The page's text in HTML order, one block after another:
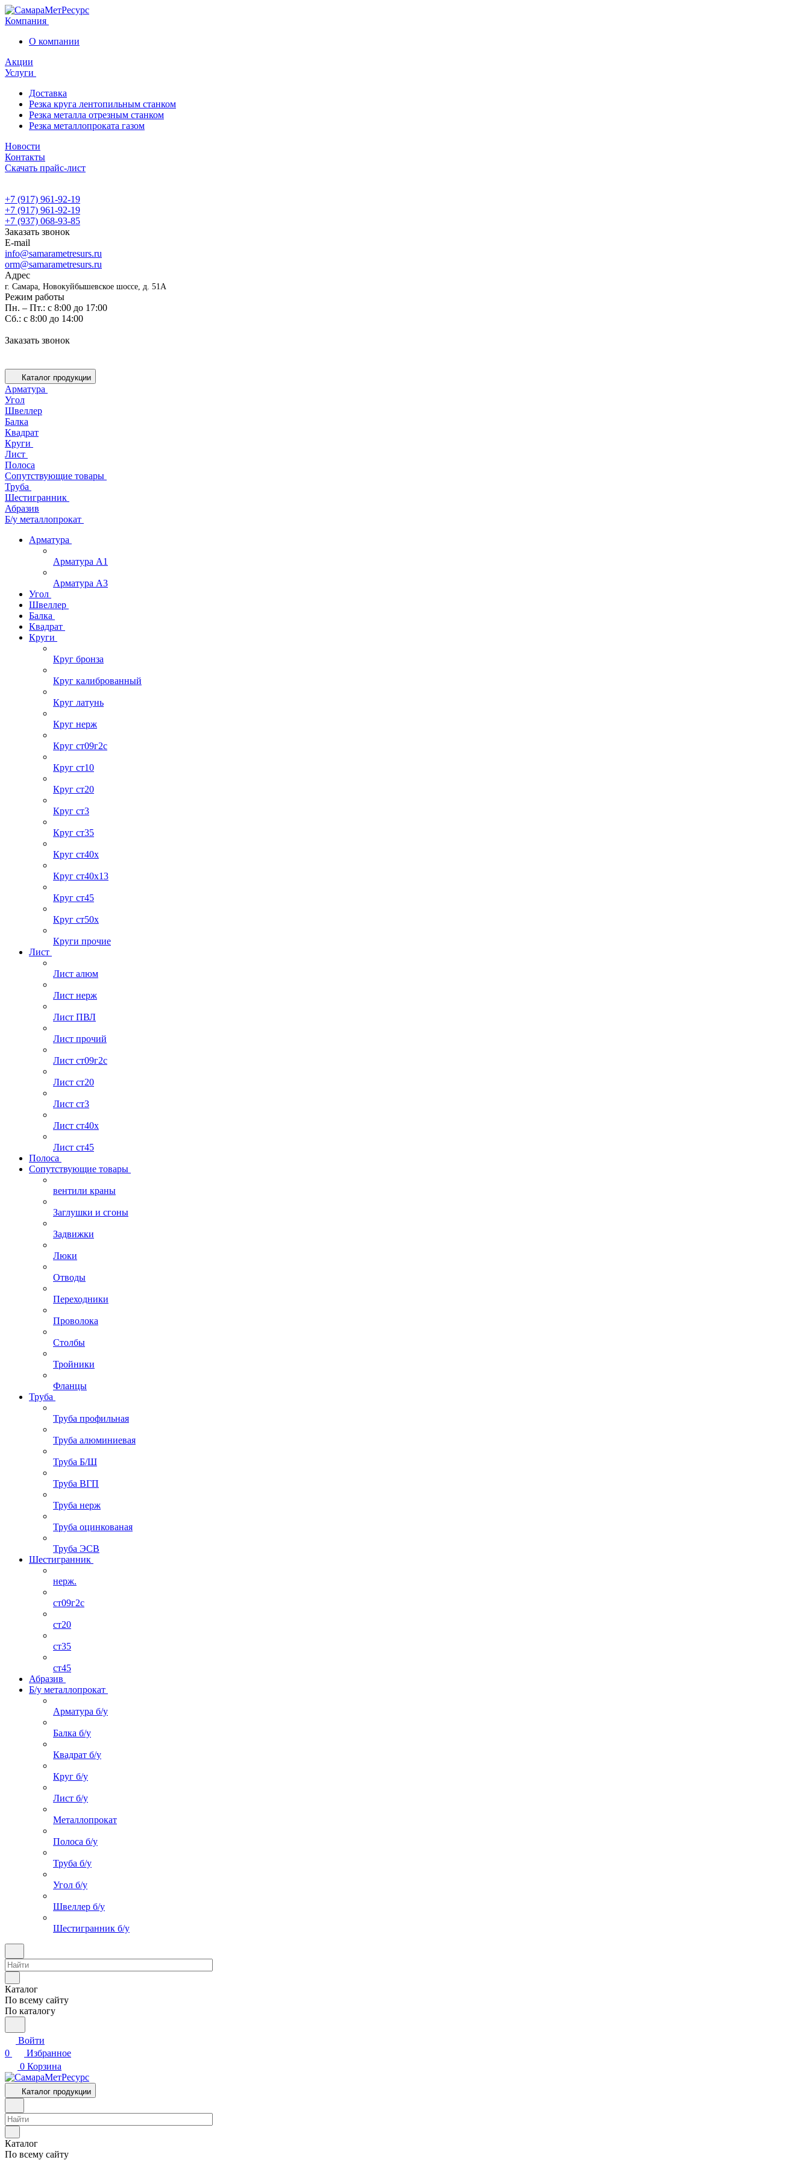
Компания
О компании
Акции
Услуги
Доставка
Резка круга лентопильным станком
Резка металла отрезным станком
Резка металлопроката газом
Новости
Контакты
Скачать прайс-лист
+7 (917) 961-92-19
+7 (917) 961-92-19
+7 (937) 068-93-85
Заказать звонок
E-mail
info@samarametresurs.ru
orm@samarametresurs.ru
Адрес
г. Самара, Новокуйбышевское шоссе, д. 51А
Режим работы
Пн. – Пт.: с 8:00 до 17:00
Cб.: с 8:00 до 14:00
Заказать звонок
Каталог продукции
Арматура
Угол
Швеллер
Балка
Квадрат
Круги
Лист
Полоса
Сопутствующие товары
Труба
Шестигранник
Абразив
Б/у металлопрокат
Арматура
Арматура А1
Арматура А3
Угол
Швеллер
Балка
Квадрат
Круги
Круг бронза
Круг калиброванный
Круг латунь
Круг нерж
Круг ст09г2с
Круг ст10
Круг ст20
Круг ст3
Круг ст35
Круг ст40х
Круг ст40х13
Круг ст45
Круг ст50х
Круги прочие
Лист
Лист алюм
Лист нерж
Лист ПВЛ
Лист прочий
Лист ст09г2с
Лист ст20
Лист ст3
Лист ст40х
Лист ст45
Полоса
Сопутствующие товары
вентили краны
Заглушки и сгоны
Задвижки
Люки
Отводы
Переходники
Проволока
Столбы
Тройники
Фланцы
Труба
Труба профильная
Труба алюминиевая
Труба Б/Ш
Труба ВГП
Труба нерж
Труба оцинкованая
Труба ЭСВ
Шестигранник
нерж.
ст09г2с
ст20
ст35
ст45
Абразив
Б/у металлопрокат
Арматура б/у
Балка б/у
Квадрат б/у
Круг б/у
Лист б/у
Металлопрокат
Полоса б/у
Труба б/у
Угол б/у
Швеллер б/у
Шестигранник б/у
Каталог
По всему сайту
По каталогу
Войти
0
Избранное
0 Корзина
Каталог продукции
Каталог
По всему сайту